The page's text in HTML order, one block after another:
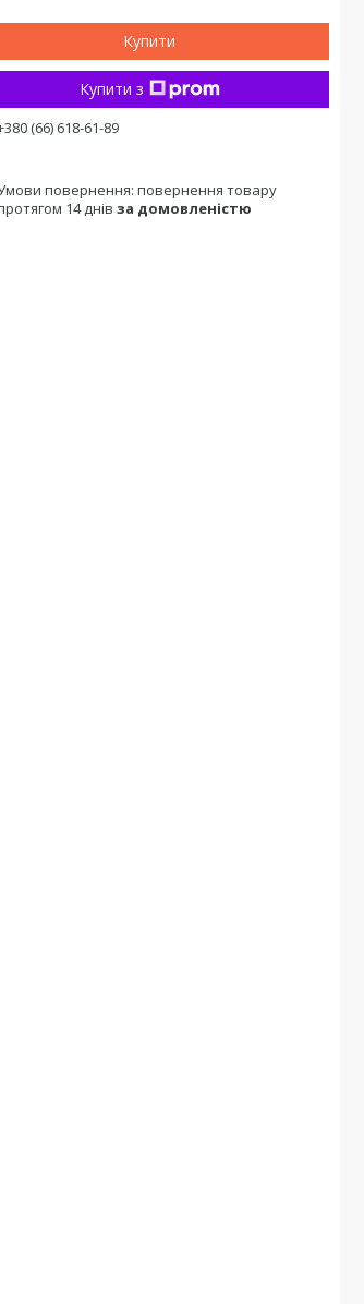
Купити
Купити з
(66) 618-61-89
повернення товару
14 днів за домовленістю